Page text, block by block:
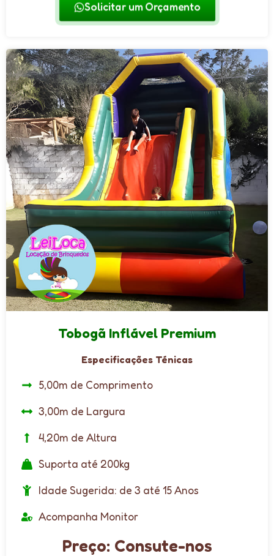
Solicitar um Orçamento
Tobogã Inflável Premium
Especificações Ténicas
5,00m de Comprimento
3,00m de Largura
4,20m de Altura
Suporta até 200kg
Idade Sugerida: de 3 até 15 Anos
Acompanha Monitor
Preço: Consute-nos